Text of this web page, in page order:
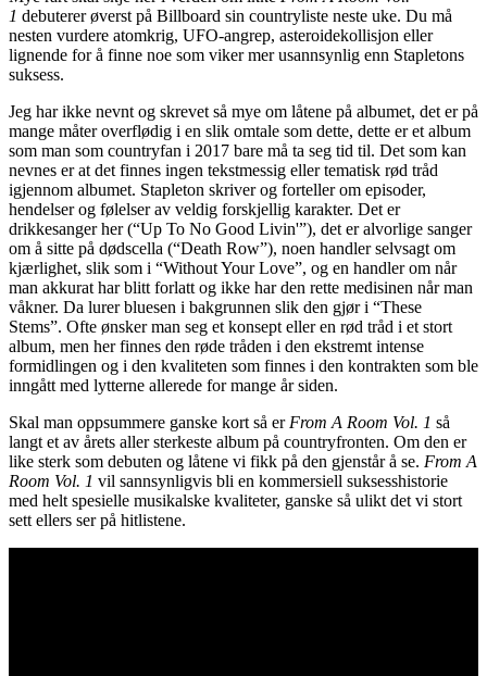
1 debuterer øverst på Billboard sin countryliste neste uke. Du må
nesten vurdere atomkrig, UFO-angrep, asteroidekollisjon eller
lignende for å finne noe som viker mer usannsynlig enn Stapletons
suksess.
Jeg har ikke nevnt og skrevet så mye om låtene på albumet, det er på
mange måter overflødig i en slik omtale som dette, dette er et album
som man som countryfan i 2017 bare må ta seg tid til. Det som kan
nevnes er at det finnes ingen tekstmessig eller tematisk rød tråd
igjennom albumet. Stapleton skriver og forteller om episoder,
hendelser og følelser av veldig forskjellig karakter. Det er
drikkesanger her (“Up To No Good Livin'”), det er alvorlige sanger
om å sitte på dødscella (“Death Row”), noen handler selvsagt om
kjærlighet, slik som i “Without Your Love”, og en handler om når
man akkurat har blitt forlatt og ikke har den rette medisinen når man
våkner. Da lurer bluesen i bakgrunnen slik den gjør i “These
Stems”. Ofte ønsker man seg et konsept eller en rød tråd i et stort
album, men her finnes den røde tråden i den ekstremt intense
formidlingen og i den kvaliteten som finnes i den kontrakten som ble
inngått med lytterne allerede for mange år siden.
Skal man oppsummere ganske kort så er From A Room Vol. 1 så
langt et av årets aller sterkeste album på countryfronten. Om den er
like sterk som debuten og låtene vi fikk på den gjenstår å se. From A
Room Vol. 1 vil sannsynligvis bli en kommersiell suksesshistorie
med helt spesielle musikalske kvaliteter, ganske så ulikt det vi stort
sett ellers ser på hitlistene.